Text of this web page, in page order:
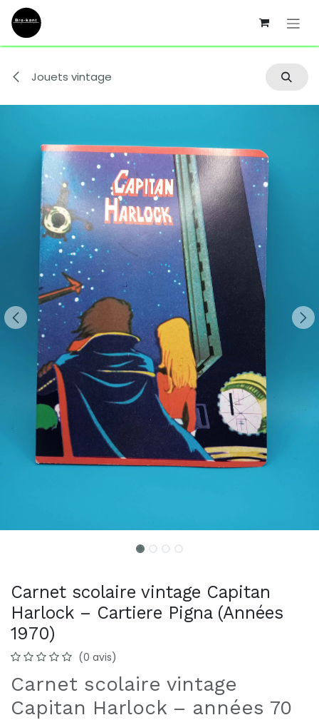
Se rendre au contenu
Jouets vintage
Carnet scolaire vintage Capitan
Harlock – Cartiere Pigna (Années
1970)
(0 avis)
Carnet scolaire vintage
Capitan Harlock – années 70